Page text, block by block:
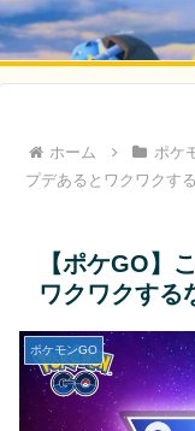
ホーム ポケ
プデあるとワクワクす
【ポケGO】
ワクワクする
ポケモンGO